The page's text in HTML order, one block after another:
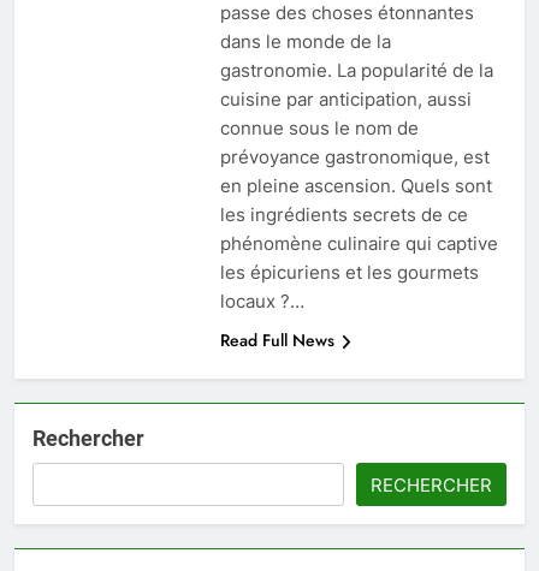
passe des choses étonnantes
dans le monde de la
gastronomie. La popularité de la
cuisine par anticipation, aussi
connue sous le nom de
prévoyance gastronomique, est
en pleine ascension. Quels sont
les ingrédients secrets de ce
phénomène culinaire qui captive
les épicuriens et les gourmets
locaux ?…
Read Full News
Rechercher
RECHERCHER